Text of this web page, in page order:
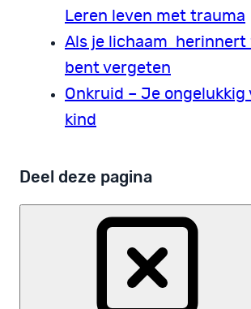
Leren leven met trauma
Als je lichaam herinnert
bent vergeten
Onkruid – Je ongelukkig
kind
Deel deze pagina